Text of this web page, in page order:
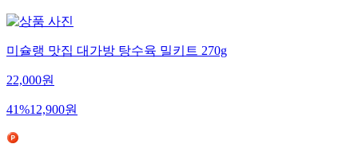
미슐랭 맛집 대가방 탕수육 밀키트 270g
22,000원
41%12,900원